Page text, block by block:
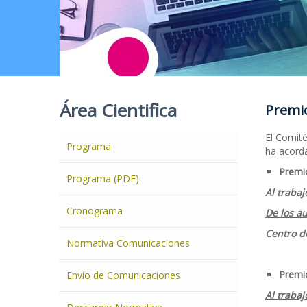
Área Cientifica
Programa
Programa (PDF)
Cronograma
Normativa Comunicaciones
Envío de Comunicaciones
El
ha
Al
De los
Centro
Al